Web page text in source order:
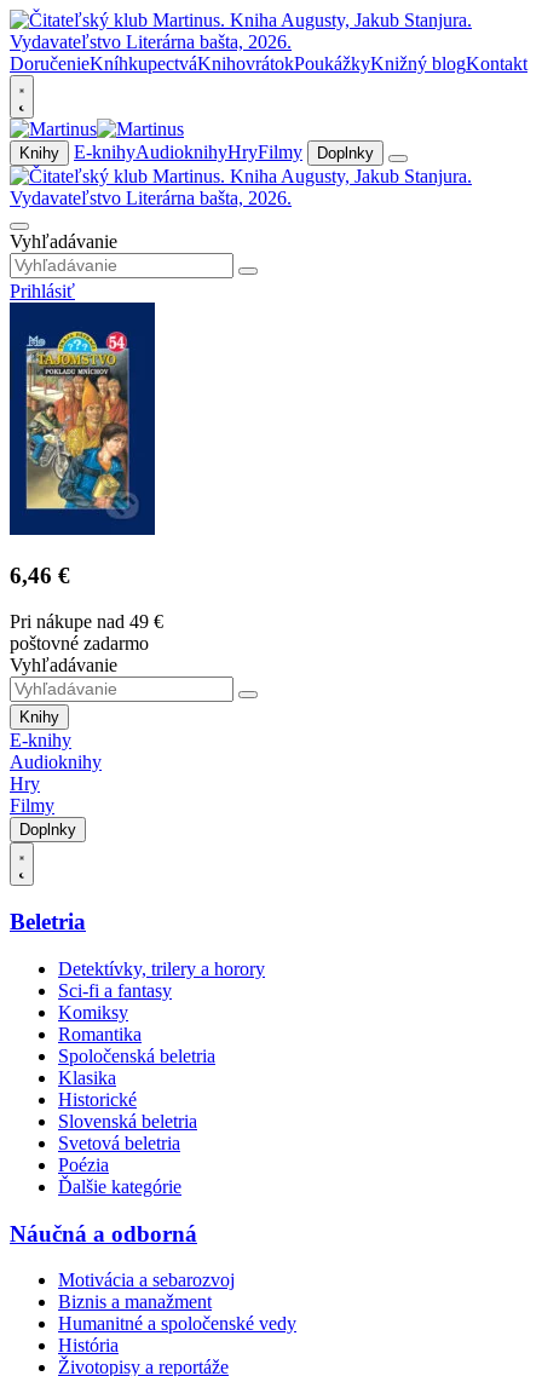
DoručenieKníhkupectváKnihovrátokPoukážkyKnižný blogKontakt
Knihy E-knihyAudioknihyHryFilmy Doplnky
Vyhľadávanie
Prihlásiť
6,46 €
Pri nákupe nad 49 €
poštovné zadarmo
Vyhľadávanie
Knihy
E-knihy
Audioknihy
Hry
Filmy
Doplnky
Beletria
Detektívky, trilery a horory
Sci-fi a fantasy
Komiksy
Romantika
Spoločenská beletria
Klasika
Historické
Slovenská beletria
Svetová beletria
Poézia
Ďalšie kategórie
Náučná a odborná
Motivácia a sebarozvoj
Biznis a manažment
Humanitné a spoločenské vedy
História
Životopisy a reportáže